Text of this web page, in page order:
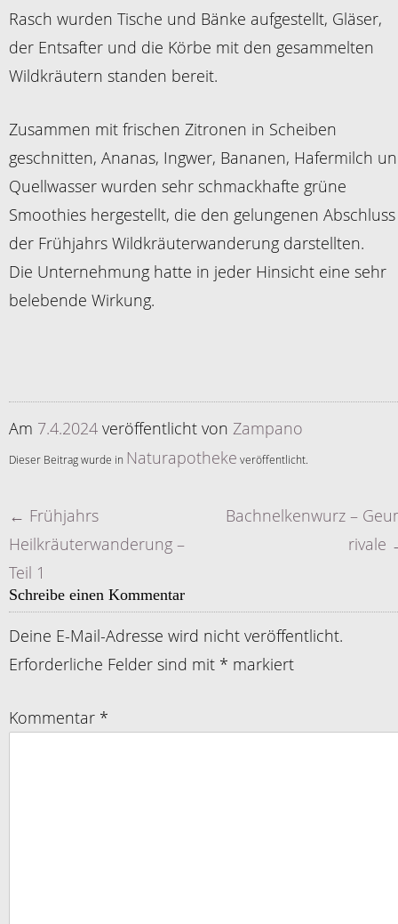
Rasch wurden Tische und Bänke aufgestellt, Gläser,
der Entsafter und die Körbe mit den gesammelten
Wildkräutern standen bereit.
Zusammen mit frischen Zitronen in Scheiben
geschnitten, Ananas, Ingwer, Bananen, Hafermilch
Quellwasser wurden sehr schmackhafte grüne
Smoothies hergestellt, die den gelungenen Abschluss
der Frühjahrs Wildkräuterwanderung darstellten.
Die Unternehmung hatte in jeder Hinsicht eine sehr
belebende Wirkung.
Am 7.4.2024 veröffentlicht von Zampano
Dieser Beitrag wurde in Naturapotheke veröffentlicht.
Artikelnavigation
← Frühjahrs
Heilkräuterwanderung –
Teil 1
Bachnelkenwurz –
rivale
Schreibe einen Kommentar
Deine E-Mail-Adresse wird nicht veröffentlicht.
Erforderliche Felder sind mit * markiert
Kommentar *